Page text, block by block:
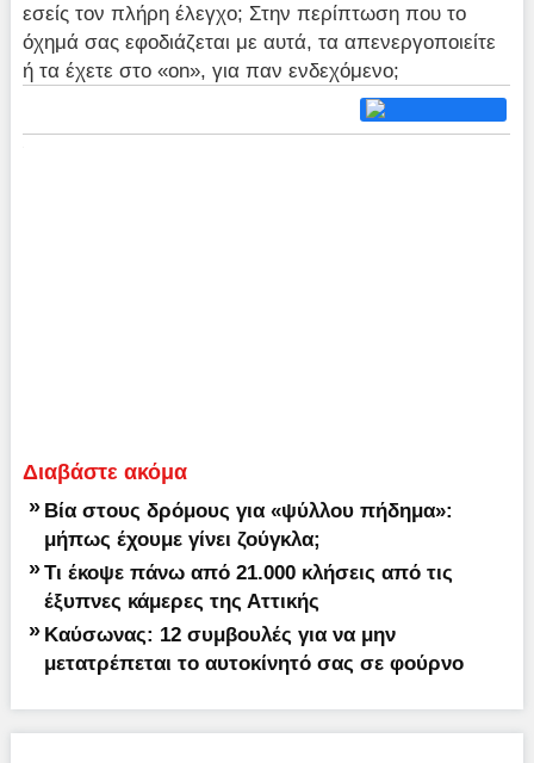
εσείς τον πλήρη έλεγχο; Στην περίπτωση που το
όχημά σας εφοδιάζεται με αυτά, τα απενεργοποιείτε
ή τα έχετε στο «on», για παν ενδεχόμενο;
Διαβάστε ακόμα
» Βία στους δρόμους για «ψύλλου πήδημα»:
μήπως έχουμε γίνει ζούγκλα;
» Τι έκοψε πάνω από 21.000 κλήσεις από τις
έξυπνες κάμερες της Αττικής
» Καύσωνας: 12 συμβουλές για να μην
μετατρέπεται το αυτοκίνητό σας σε φούρνο